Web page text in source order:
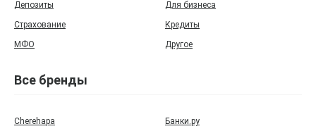
Депозиты
Для бизнеса
Страхование
Кредиты
МФО
Другое
Все бренды
Cherehapa
Банки.ру